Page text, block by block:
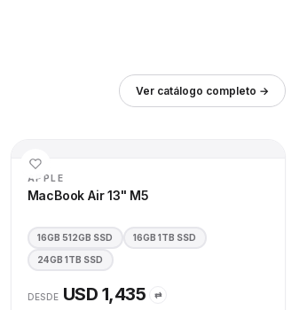
Ver catálogo completo →
APPLE
MacBook Air 13" M5
16GB 512GB SSD 16GB 1TB SSD
24GB 1TB SSD
DESDE USD 1,435 ⇄